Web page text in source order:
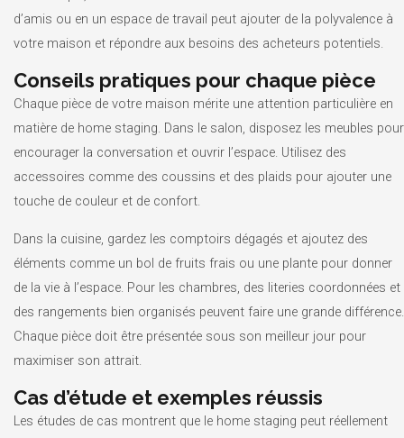
d’amis ou en un espace de travail peut ajouter de la polyvalence à
votre maison et répondre aux besoins des acheteurs potentiels.
Conseils pratiques pour chaque pièce
Chaque pièce de votre maison mérite une attention particulière en
matière de home staging. Dans le salon, disposez les meubles pour
encourager la conversation et ouvrir l’espace. Utilisez des
accessoires comme des coussins et des plaids pour ajouter une
touche de couleur et de confort.
Dans la cuisine, gardez les comptoirs dégagés et ajoutez des
éléments comme un bol de fruits frais ou une plante pour donner
de la vie à l’espace. Pour les chambres, des literies coordonnées et
des rangements bien organisés peuvent faire une grande différence.
Chaque pièce doit être présentée sous son meilleur jour pour
maximiser son attrait.
Cas d’étude et exemples réussis
Les études de cas montrent que le home staging peut réellement